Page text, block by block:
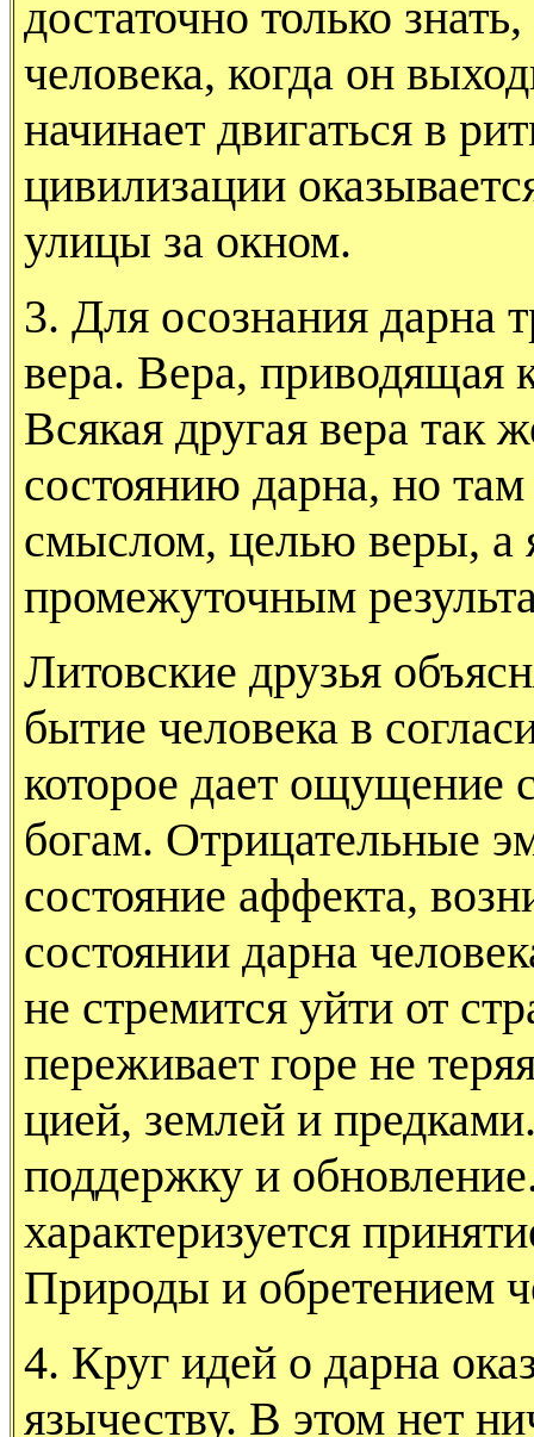
достаточно только
человека, когда он
начинает двигаться в
цивилизации
улицы за окном.
3. Для осознания дарна
вера. Вера, приводящая
Всякая другая вера так
состоянию дарна, но там
смыслом, целью веры, а
промежуточным
Литовские друзья
бытие человека в
которое дает ощущение
богам. Отрицательные
состояние аффекта,
состоянии дарна
не стремится уйти от
переживает горе не
цией, землей и
поддержку и
характеризуется
Природы и обретением
4. Круг идей о дарна
язычеству. В этом нет